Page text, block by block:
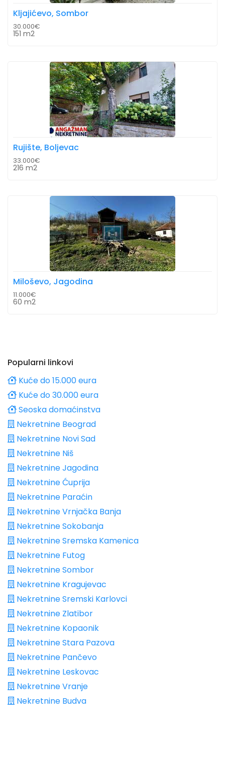
Kljajićevo, Sombor
30.000€
151 m2
Rujište, Boljevac
33.000€
216 m2
Miloševo, Jagodina
11.000€
60 m2
Popularni linkovi
Kuće do 15.000 eura
Kuće do 30.000 eura
Seoska domaćinstva
Nekretnine Beograd
Nekretnine Novi Sad
Nekretnine Niš
Nekretnine Jagodina
Nekretnine Ćuprija
Nekretnine Paraćin
Nekretnine Vrnjačka Banja
Nekretnine Sokobanja
Nekretnine Sremska Kamenica
Nekretnine Futog
Nekretnine Sombor
Nekretnine Kragujevac
Nekretnine Sremski Karlovci
Nekretnine Zlatibor
Nekretnine Kopaonik
Nekretnine Stara Pazova
Nekretnine Pančevo
Nekretnine Leskovac
Nekretnine Vranje
Nekretnine Budva